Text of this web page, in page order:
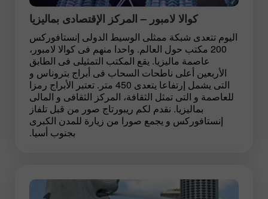
كوالا لامبور – المركز الإقتصادى بماليزيا
اليوم تتعدى شبكة ممثلى الوسيط الدولى إنستافوركس
200 مكتب حول العالم. واحدا منهم فى كوالا لامبور،
عاصمة ماليزيا. يقع المكتب التمثيلى فى الطابق
الأربعين أعلى ناطحات السحاب فى أبراج بتروناس و
التى يشمل إرتفاعا يتعدى 450 متر. تعتبر الأبراج رمزا
للعاصمة و التى تمثل الثقافة، المركز الثقافى و المالى
بماليزيا. نقدم لكم ريبورتاج صور من قبل تلفاز
إنستافوركس و يجمع صورا من زيارة للمدن الكبرى
بجنوب أسيا.